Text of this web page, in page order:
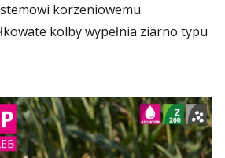
korzeniowemu
kolby wypełnia ziarno typu